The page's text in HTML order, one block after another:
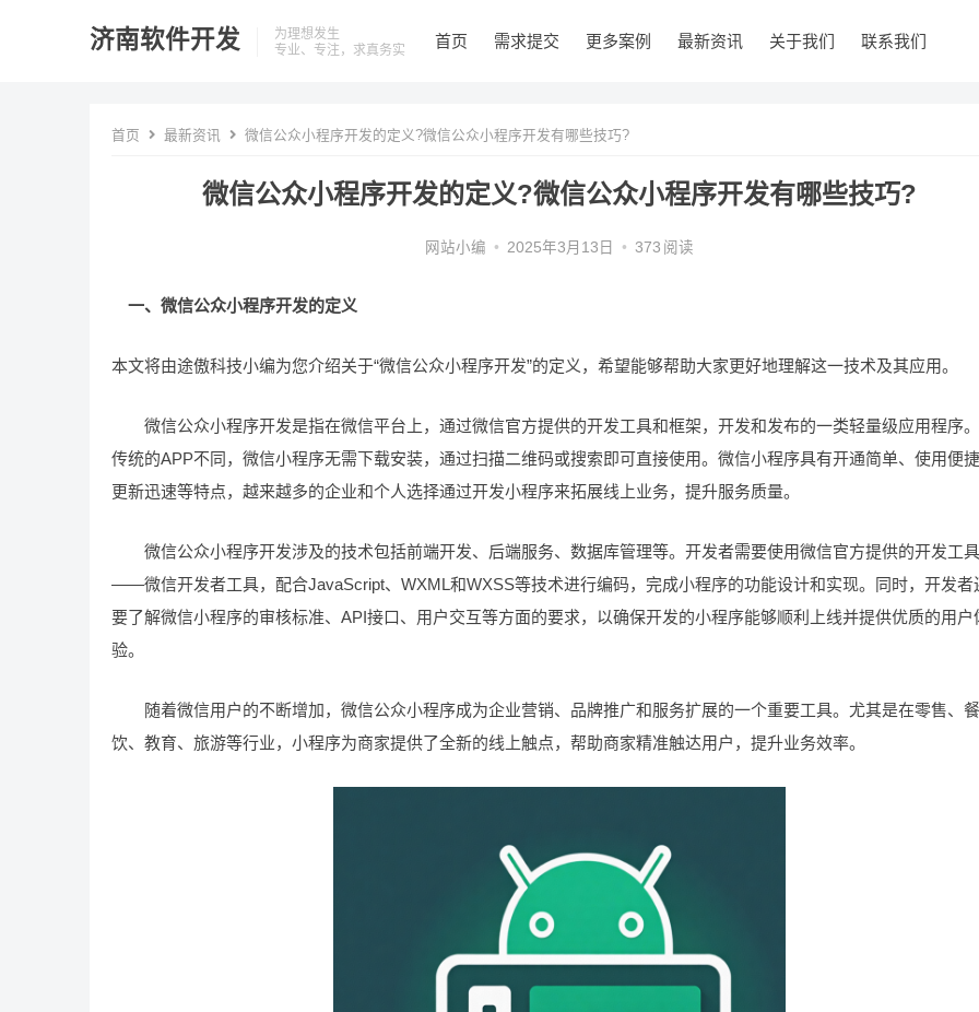
济南软件开发
为理想发生
专业、专注，求真务实
首页 需求提交 更多案例 最新资讯 关于我们 联系我们
首页 最新资讯 微信公众小程序开发的定义?微信公众小程序开发有哪些技巧?
微信公众小程序开发的定义?微信公众小程序开发有哪些技巧?
网站小编 • 2025年3月13日 • 373 阅读
一、微信公众小程序开发的定义
本文将由途傲科技小编为您介绍关于“微信公众小程序开发”的定义，希望能够帮助大家更好地理解这一技术及其应用。
微信公众小程序开发是指在微信平台上，通过微信官方提供的开发工具和框架，开发和发布的一类轻量级应用程序
传统的APP不同，微信小程序无需下载安装，通过扫描二维码或搜索即可直接使用。微信小程序具有开通简单、使用便捷
更新迅速等特点，越来越多的企业和个人选择通过开发小程序来拓展线上业务，提升服务质量。
微信公众小程序开发涉及的技术包括前端开发、后端服务、数据库管理等。开发者需要使用微信官方提供的开发工具
——微信开发者工具，配合JavaScript、WXML和WXSS等技术进行编码，完成小程序的功能设计和实现。同时，开发者
要了解微信小程序的审核标准、API接口、用户交互等方面的要求，以确保开发的小程序能够顺利上线并提供优质的用户
验。
随着微信用户的不断增加，微信公众小程序成为企业营销、品牌推广和服务扩展的一个重要工具。尤其是在零售、餐
饮、教育、旅游等行业，小程序为商家提供了全新的线上触点，帮助商家精准触达用户，提升业务效率。